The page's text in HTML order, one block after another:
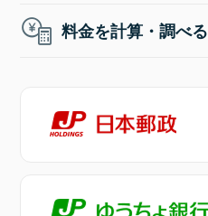
料金を計算・調べる